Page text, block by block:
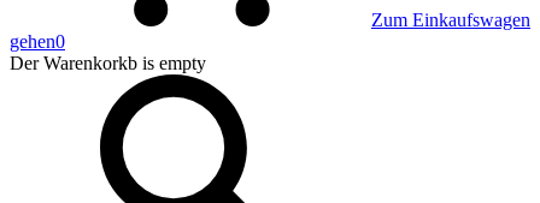
Zum Einkaufswagen
gehen0
Der Warenkorkb is empty